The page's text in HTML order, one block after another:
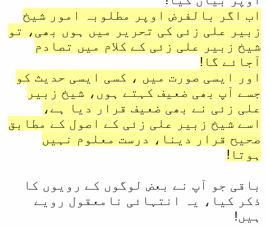
اب اگر بالفرض اوپر مطلوبہ امور شیخ
زبیر علی زئی کی تحریر میں ہوں بھی، تو
شیخ زبیر علی زئی کے کلام میں تصادم
آجائے گا!
اور ایسی صورت میں ، کسی ایسی حدیث کو
جسے آپ بھی ضعیف کہتے ہوں، شیخ زبیر
علی زئی نے بھی ضعیف قرار دیا ہے،
اسے شیخ زبیر علی زئی کے اصول کے مطابق
صحیح قرار دینا، درست معلوم نہیں
ہوتا!
باقی جو آپ نے بعض لوگوں کے رویوں کا
ذکر کیا، یہ انتہائی نامعقول رویے
ہیں!